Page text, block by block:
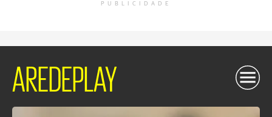
PUBLICIDADE
AREDEPLAY